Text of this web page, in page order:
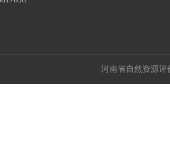
河南省自然资源评